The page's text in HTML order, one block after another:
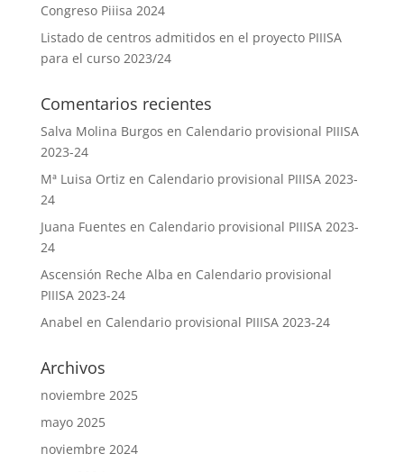
Congreso Piiisa 2024
Listado de centros admitidos en el proyecto PIIISA
para el curso 2023/24
Comentarios recientes
Salva Molina Burgos en Calendario provisional PIIISA
2023-24
Mª Luisa Ortiz en Calendario provisional PIIISA 2023-
24
Juana Fuentes en Calendario provisional PIIISA 2023-
24
Ascensión Reche Alba en Calendario provisional
PIIISA 2023-24
Anabel en Calendario provisional PIIISA 2023-24
Archivos
noviembre 2025
mayo 2025
noviembre 2024